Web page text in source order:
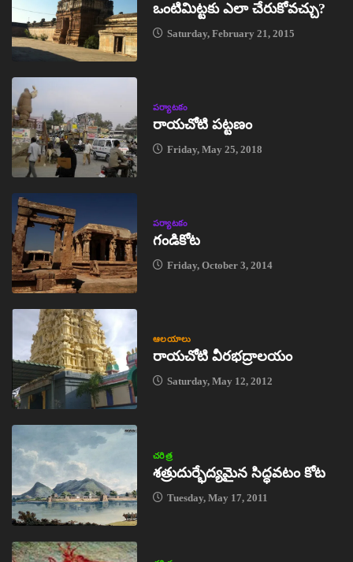
ఒంటిమిట్టకు ఎలా చేరుకోవచ్చు?
Saturday, February 21, 2015
పర్యాటకం
రాయచోటి పట్టణం
Friday, May 25, 2018
పర్యాటకం
గండికోట
Friday, October 3, 2014
ఆలయాలు
రాయచోటి వీరభద్రాలయం
Saturday, May 12, 2012
చరిత్ర
శత్రుదుర్భేద్యమైన సిద్ధవటం కోట
Tuesday, May 17, 2011